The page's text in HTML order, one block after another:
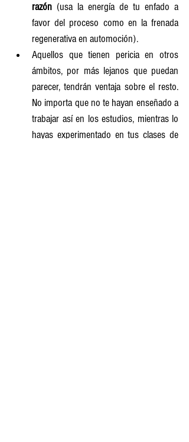
razón (usa la energía de tu enfado a
favor del proceso como en la frenada
regenerativa en automoción).
Aquellos que tienen pericia en otros
ámbitos, por más lejanos que puedan
parecer, tendrán ventaja sobre el resto.
No importa que no te hayan enseñado a
trabajar así en los estudios, mientras lo
hayas experimentado en tus clases de